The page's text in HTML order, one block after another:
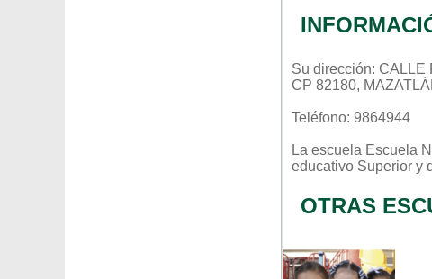
Su dirección: CALLE
CP 82180,
Teléfono: 9864944
La escuela Escuela
educativo Superior y
OTRAS